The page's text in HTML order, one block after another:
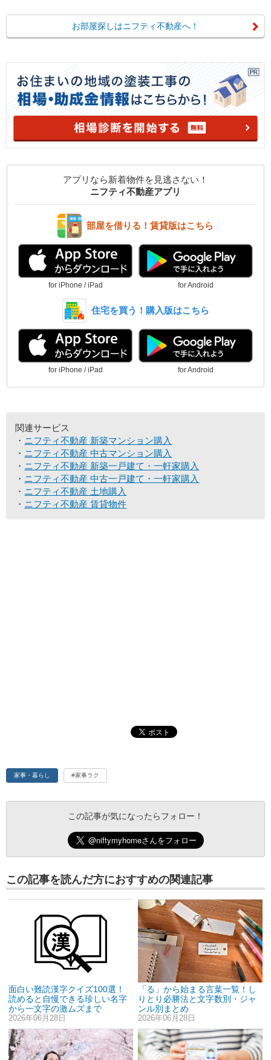
お部屋探しはニフティ不動産へ！
アプリなら新着物件を見逃さない！
ニフティ不動産アプリ
部屋を借りる！賃貸版はこちら
for iPhone / iPad for Android
住宅を買う！購入版はこちら
for iPhone / iPad for Android
関連サービス
ニフティ不動産 新築マンション購入
ニフティ不動産 中古マンション購入
ニフティ不動産 新築一戸建て・一軒家購入
ニフティ不動産 中古一戸建て・一軒家購入
ニフティ不動産 土地購入
ニフティ不動産 賃貸物件
家事・暮らし #家事ラク
この記事が気になったらフォロー！
この記事を読んだ方におすすめの関連記事
面白い難読漢字クイズ100選！
読めると自慢できる珍しい名字
から一文字の激ムズまで
2026年06月28日
「る」から始まる言葉一覧！し
りとり必勝法と文字数別・ジャ
ンル別まとめ
2026年06月28日